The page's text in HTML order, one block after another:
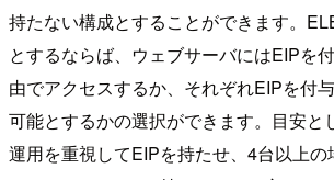
持たない構成とすることができます。
とするならば、ウェブサーバにはEIPを
由でアクセスするか、それぞれEIPを付
可能とするかの選択ができます。目安と
運用を重視してEIPを持たせ、4台以上